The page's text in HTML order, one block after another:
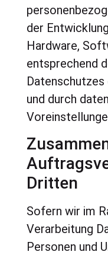
der
Hardware,
entsprechend
und durch
Dritten
Sofern wir im
Verarbeitung
Personen und